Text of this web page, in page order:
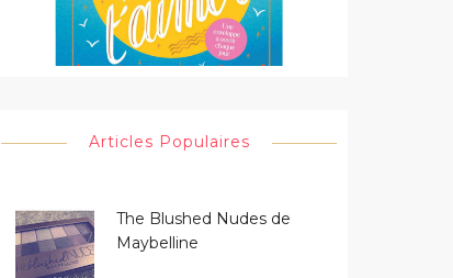
Articles Populaires
The Blushed Nudes de
Maybelline